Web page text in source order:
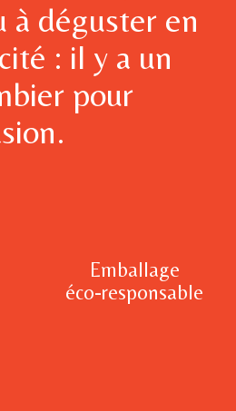
à déguster en
: il y a un
pour
Emballage
éco-responsable